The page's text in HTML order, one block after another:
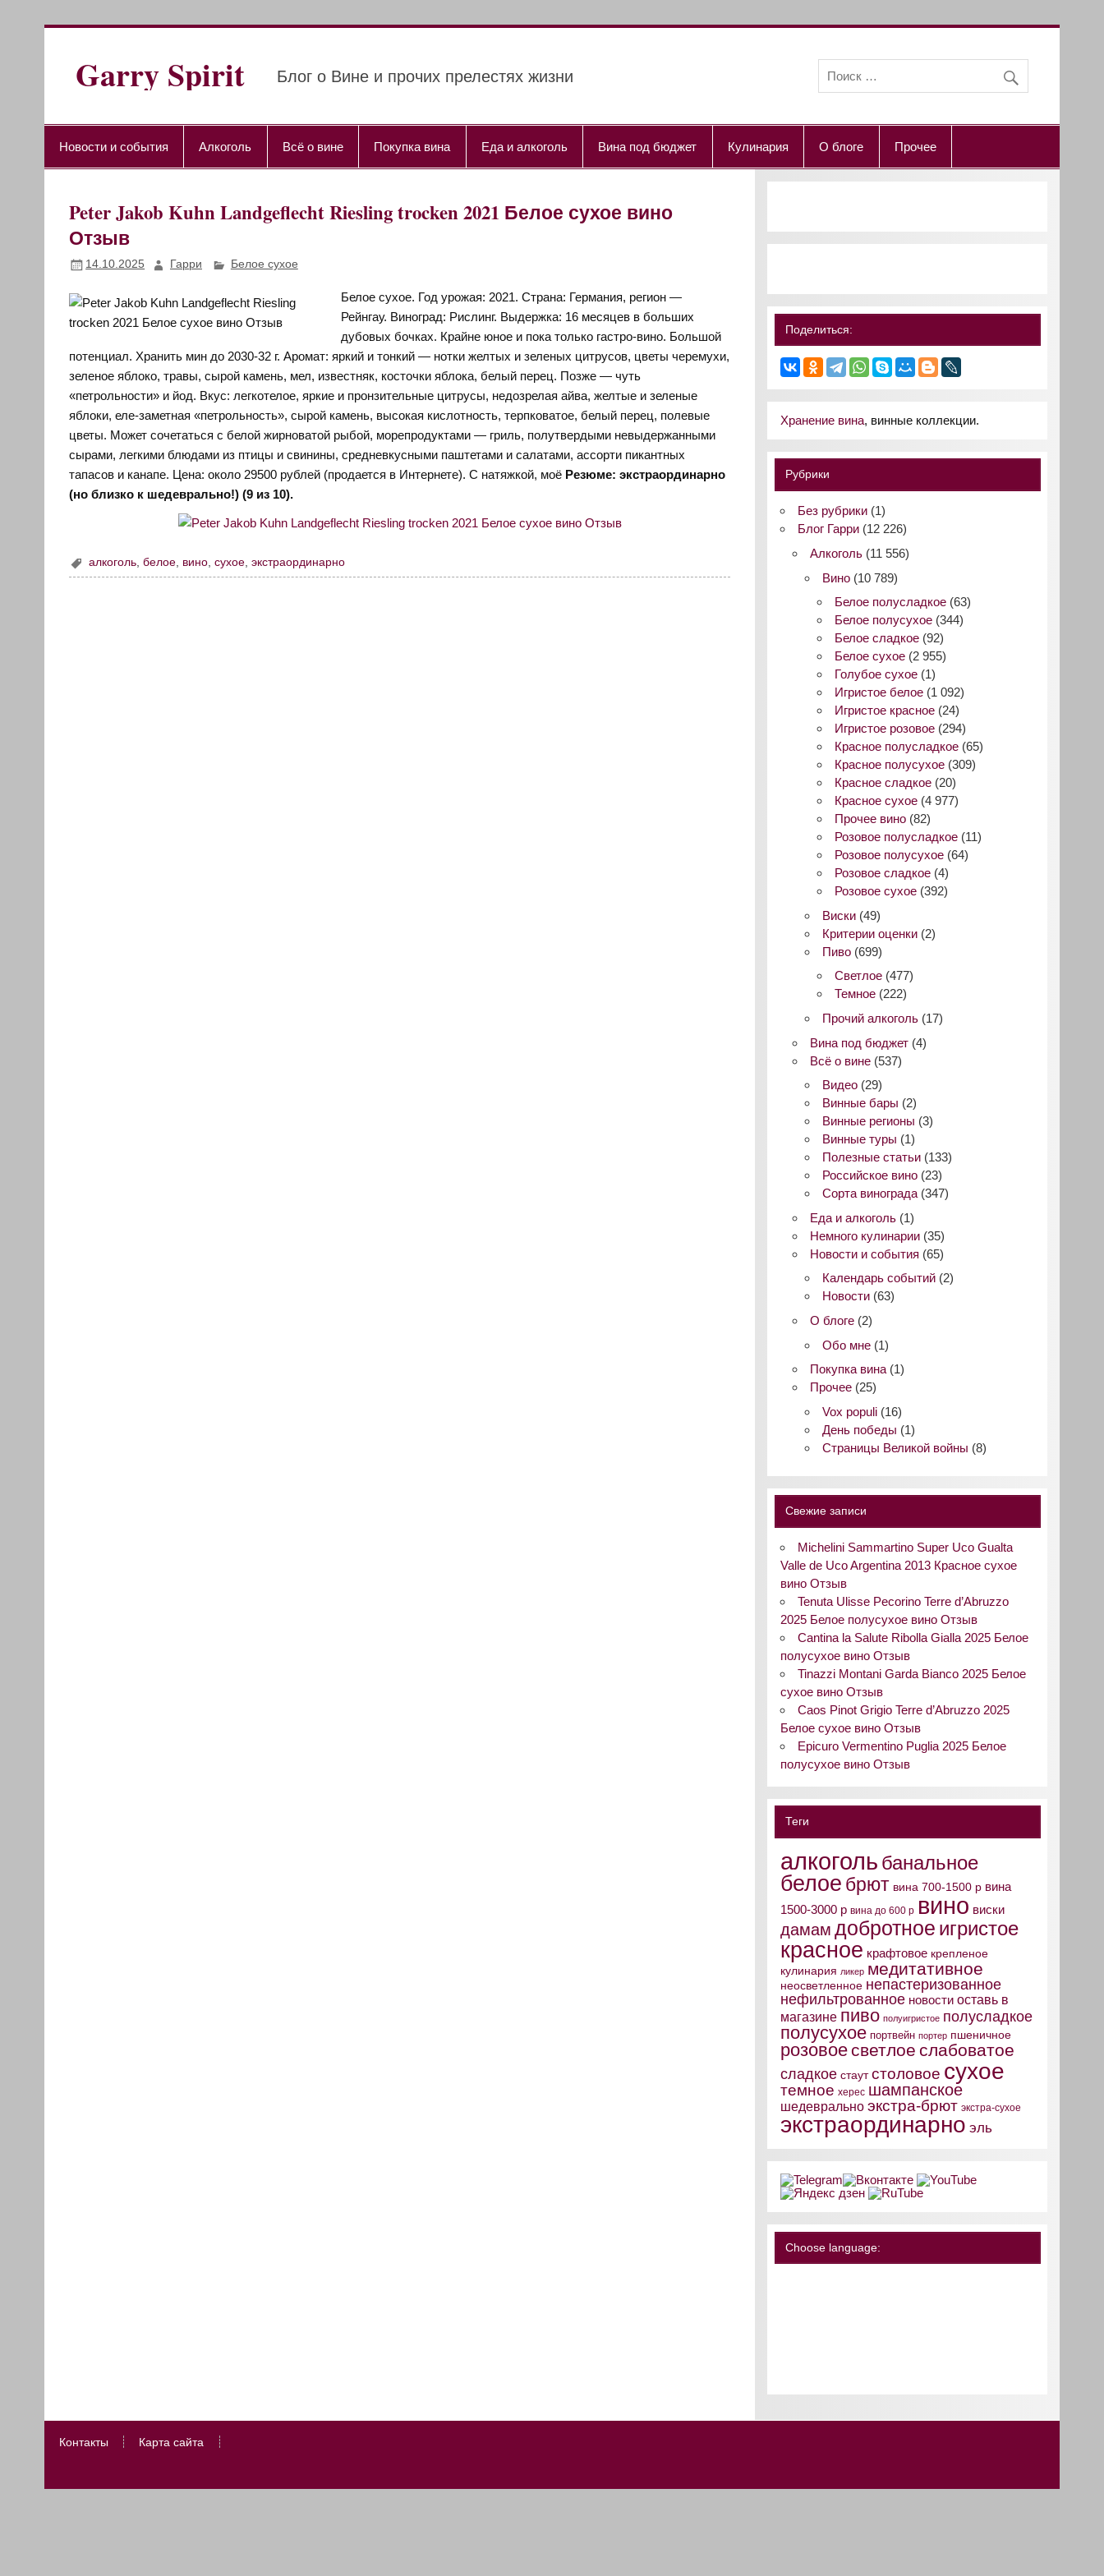
Перейти
Garry Spirit Блог о Вине и прочих прелестях жизни
Новости и события Алкоголь Всё о вине Покупка вина Еда и алкоголь Вина под бюджет Кулинария О блоге Прочее
Peter Jakob Kuhn Landgeflecht Riesling trocken 2021 Белое сухое вино
Отзыв
14.10.2025 Гарри Белое сухое
Белое сухое. Год урожая: 2021. Страна: Германия, регион —
Рейнгау. Виноград: Рислинг. Выдержка: 16 месяцев в больших
дубовых бочках. Крайне юное и пока только гастро-вино. Большой
потенциал. Хранить мин до 2030-32 г. Аромат: яркий и тонкий — нотки желтых и зеленых цитрусов, цветы черемухи,
зеленое яблоко, травы, сырой камень, мел, известняк, косточки яблока, белый перец. Позже — чуть
«петрольности» и йод. Вкус: легкотелое, яркие и пронзительные цитрусы, недозрелая айва, желтые и зеленые
яблоки, еле-заметная «петрольность», сырой камень, высокая кислотность, терпковатое, белый перец, полевые
цветы. Может сочетаться с белой жирноватой рыбой, морепродуктами — гриль, полутвердыми невыдержанными
сырами, легкими блюдами из птицы и свинины, средневкусными паштетами и салатами, ассорти пикантных
тапасов и канапе. Цена: около 29500 рублей (продается в Интернете). С натяжкой, моё Резюме: экстраординарно
(но близко к шедеврально!) (9 из 10).
алкоголь ,белое вино ,сухое ,экстраординарно
Поделиться:
Хранение вина, винные коллекции.
Рубрики
Без рубрики(1)
Блог Гарри(12 226)
Алкоголь (11 556)
Вино (10 789)
Белое полусладкое (63)
Белое полусухое (344)
Белое сладкое (92)
Белое сухое (2 955)
Голубое сухое (1)
Игристое белое (1 092)
Игристое красное (24)
Игристое розовое (294)
Красное полусладкое (65)
Красное полусухое (309)
Красное сладкое (20)
Красное сухое (4 977)
Прочее вино (82)
Розовое полусладкое (11)
Розовое полусухое (64)
Розовое сладкое (4)
Розовое сухое (392)
Виски (49)
Критерии оценки (2)
Пиво (699)
Светлое (477)
Темное (222)
Прочий алкоголь (17)
Вина под бюджет (4)
Всё о вине (537)
Видео (29)
Винные бары (2)
Винные регионы (3)
Винные туры (1)
Полезные статьи (133)
Российское вино (23)
Сорта винограда (347)
Еда и алкоголь (1)
Немного кулинарии (35)
Новости и события (65)
Календарь событий (2)
Новости (63)
О блоге (2)
Обо мне (1)
Покупка вина (1)
Прочее (25)
Vox populi (16)
День победы (1)
Страницы Великой войны (8)
Свежие записи
Michelini Sammartino Super Uco Gualta
Valle de Uco Argentina 2013 Красное сухое
вино Отзыв
Tenuta Ulisse Pecorino Terre d’Abruzzo
2025 Белое полусухое вино Отзыв
Cantina la Salute Ribolla Gialla 2025 Белое
полусухое вино Отзыв
Tinazzi Montani Garda Bianco 2025 Белое
сухое вино Отзыв
Caos Pinot Grigio Terre d’Abruzzo 2025
Белое сухое вино Отзыв
Epicuro Vermentino Puglia 2025 Белое
полусухое вино Отзыв
Теги
алкоголь банальное
белое брют вина 700-1500 р вина
1500-3000 р вина до 600 р вино виски
дамам добротное игристое
красное крафтовое крепленое
кулинария ликер медитативное
неосветленное непастеризованное
нефильтрованное новости оставь в
магазине пиво полуигристое полусладкое
полусухое портвейн портер пшеничное
розовоесветлое слабоватое
сладкое стаут столовое сухое
темное херес шампанское
шедеврально экстра-брют экстра-сухое
экстраординарно эль
Choose language:
Контакты Карта сайта